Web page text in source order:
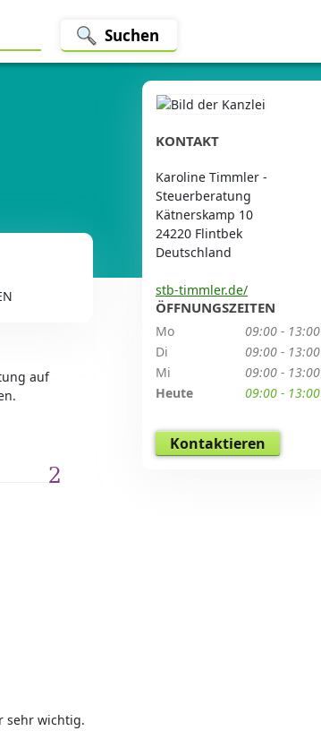
Suchen
auf
2
sehr wichtig.
KONTAKT
Karoline Timmler -
Steuerberatung
Kätnerskamp 10
24220 Flintbek
Deutschland
stb-timmler.de/
ÖFFNUNGSZEITEN
Mo
09:00 - 13:00
Di
09:00 - 13:00
Mi
09:00 - 13:00
Heute
09:00 - 13:00
Kontaktieren